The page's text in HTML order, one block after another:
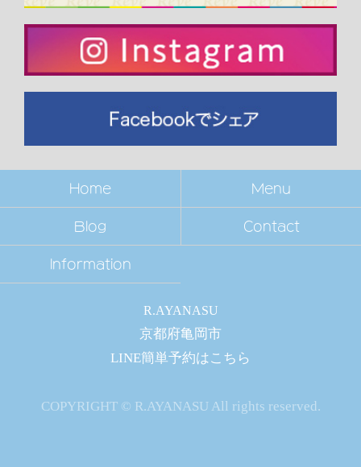
Home Menu
Blog Contact
Information
R.AYANASU
京都府亀岡市
LINE簡単予約はこちら
COPYRIGHT © R.AYANASU All rights reserved.